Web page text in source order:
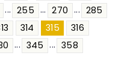
... 255 ... 270 ... 285
314 315
316
... 345 ... 358